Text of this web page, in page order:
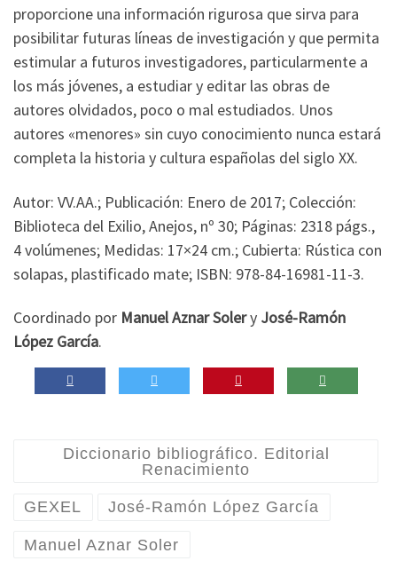
proporcione una información rigurosa que sirva para
posibilitar futuras líneas de investigación y que permita
estimular a futuros investigadores, particularmente a
los más jóvenes, a estudiar y editar las obras de
autores olvidados, poco o mal estudiados. Unos
autores «menores» sin cuyo conocimiento nunca estará
completa la historia y cultura españolas del siglo XX.
Autor: VV.AA.; Publicación: Enero de 2017; Colección:
Biblioteca del Exilio, Anejos, nº 30; Páginas: 2318 págs.,
4 volúmenes; Medidas: 17×24 cm.; Cubierta: Rústica con
solapas, plastificado mate; ISBN: 978-84-16981-11-3.
Coordinado por Manuel Aznar Solery José-Ramón
López García.
Diccionario bibliográfico. Editorial
Renacimiento
GEXEL José-Ramón López García
Manuel Aznar Soler